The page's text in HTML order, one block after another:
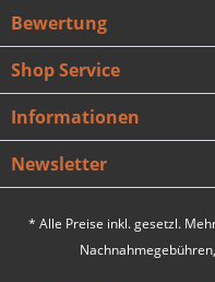
Bewertung
Shop Service
Informationen
Newsletter
* Alle Preise inkl. gesetzl.